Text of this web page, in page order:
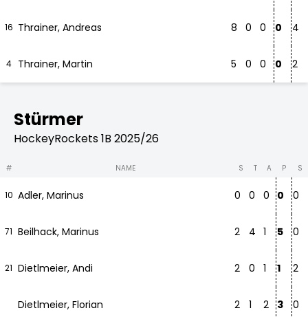
16 Thrainer, Andreas 8 0 0 0 4
4 Thrainer, Martin 5 0 0 0 2
Stürmer
HockeyRockets 1B 2025/26
# NAME S T A P S
10 Adler, Marinus 0 0 0 0 0
71 Beilhack, Marinus 2 4 1 5 0
21 Dietlmeier, Andi 2 0 1 1 2
Dietlmeier, Florian 2 1 2 3 0